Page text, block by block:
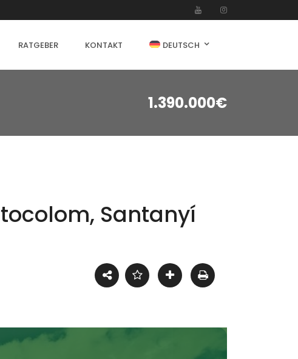
RATGEBER KONTAKT DEUTSCH
1.390.000€
Santanyí